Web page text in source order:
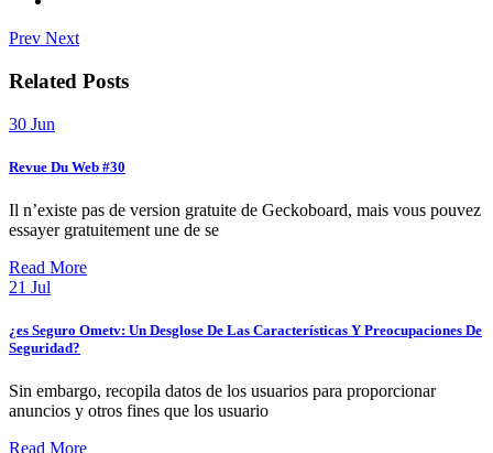
Prev Next
Related Posts
30 Jun
Revue Du Web #30
Il n’existe pas de version gratuite de Geckoboard, mais vous pouvez
essayer gratuitement une de se
Read More
21 Jul
¿es Seguro Ometv: Un Desglose De Las Características Y Preocupaciones De
Seguridad?
Sin embargo, recopila datos de los usuarios para proporcionar
anuncios y otros fines que los usuario
Read More